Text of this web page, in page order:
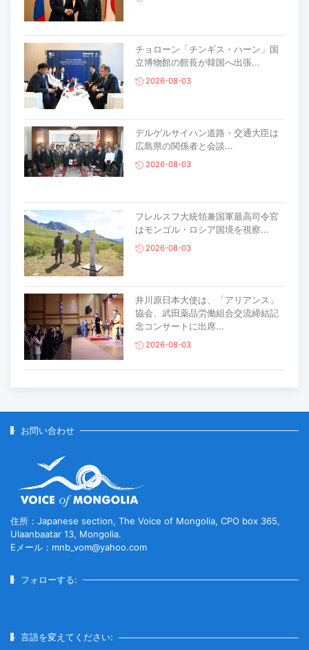
チョローン「チンギス・ハーン」国
立博物館の館長が韓国へ出張...
2026-08-03
デルゲルサイハン道路・交通大臣は
広島県の関係者と会談...
2026-08-03
フレルスフ大統領兼国軍最高司令官
はモンゴル・ロシア国境を視察...
2026-08-03
井川原日本大使は、「アリアンス」
協会、武田薬品労働組合交流締結記
念コンサートに出席...
2026-08-03
ロープウェイ建設工事の進捗率は
2026-07-30
お問い合わせ
住所：Japanese section, The Voice of Mongolia, CPO box 365,
Ulaanbaatar 13, Mongolia.
Eメール：mnb_vom@yahoo.com
フォローする:
言語を変えてください: